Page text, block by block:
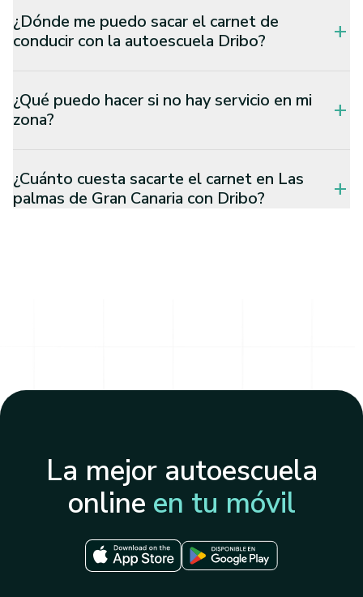
¿Dónde me puedo sacar el carnet de
conducir con la autoescuela Dribo?
add
¿Qué puedo hacer si no hay servicio en mi
zona?
add
¿Cuánto cuesta sacarte el carnet en Las
palmas de Gran Canaria con Dribo?
add
La mejor autoescuela
online en tu móvil